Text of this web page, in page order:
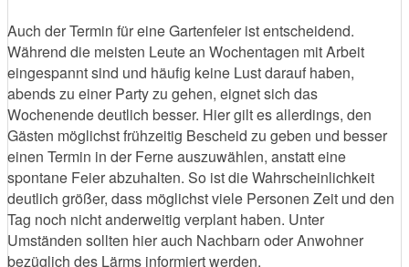
Auch der Termin für eine Gartenfeier ist entscheidend.
Während die meisten Leute an Wochentagen mit Arbeit
eingespannt sind und häufig keine Lust darauf haben,
abends zu einer Party zu gehen, eignet sich das
Wochenende deutlich besser. Hier gilt es allerdings, den
Gästen möglichst frühzeitig Bescheid zu geben und besser
einen Termin in der Ferne auszuwählen, anstatt eine
spontane Feier abzuhalten. So ist die Wahrscheinlichkeit
deutlich größer, dass möglichst viele Personen Zeit und den
Tag noch nicht anderweitig verplant haben. Unter
Umständen sollten hier auch Nachbarn oder Anwohner
bezüglich des Lärms informiert werden.